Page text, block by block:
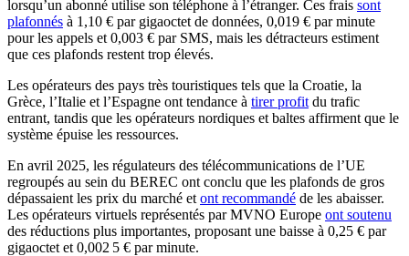
lorsqu’un abonné utilise son téléphone à l’étranger. Ces frais sont
plafonnés à 1,10 € par gigaoctet de données, 0,019 € par minute
pour les appels et 0,003 € par SMS, mais les détracteurs estiment
que ces plafonds restent trop élevés.
Les opérateurs des pays très touristiques tels que la Croatie, la
Grèce, l’Italie et l’Espagne ont tendance à tirer profit du trafic
entrant, tandis que les opérateurs nordiques et baltes affirment que le
système épuise les ressources.
En avril 2025, les régulateurs des télécommunications de l’UE
regroupés au sein du BEREC ont conclu que les plafonds de gros
dépassaient les prix du marché et ont recommandé de les abaisser.
Les opérateurs virtuels représentés par MVNO Europe ont soutenu
des réductions plus importantes, proposant une baisse à 0,25 € par
gigaoctet et 0,002 5 € par minute.